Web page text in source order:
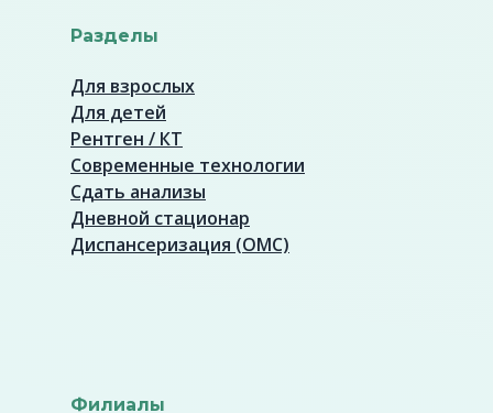
Филиалы
Для взрослых
Для детей
Рентген / КТ
Современные технологии
Сдать анализы
Дневной стационар
Диспансеризация (ОМС)
Разделы